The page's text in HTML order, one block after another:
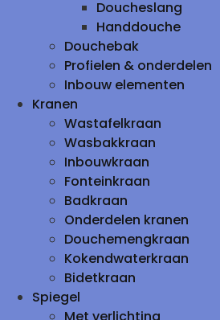
Doucheslang
Handdouche
Douchebak
Profielen & onderdelen
Inbouw elementen
Kranen
Wastafelkraan
Wasbakkraan
Inbouwkraan
Fonteinkraan
Badkraan
Onderdelen kranen
Douchemengkraan
Kokendwaterkraan
Bidetkraan
Spiegel
Met verlichting